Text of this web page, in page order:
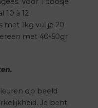
10 à 12
met 1kg vul je 20
met 40-50gr
op beeld
Je bent